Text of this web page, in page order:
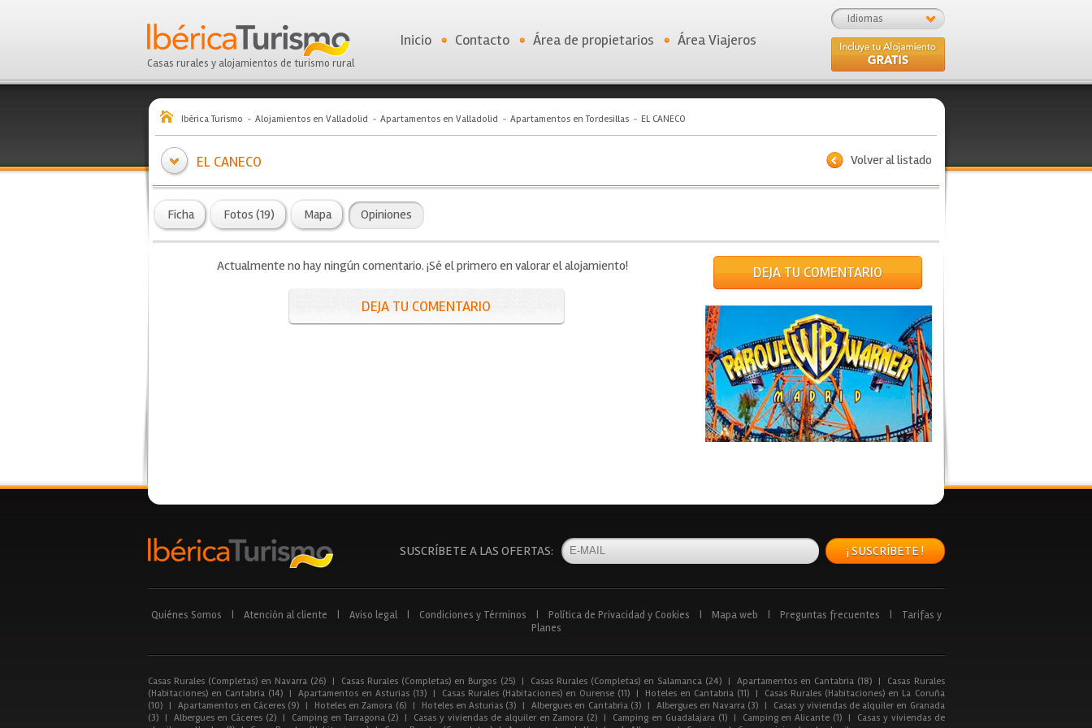
Casas rurales y alojamientos de turismo rural
Idiomas
Inicio Contacto Área de propietarios Área Viajeros
Ibérica Turismo Alojamientos en Valladolid Apartamentos en Valladolid Apartamentos en Tordesillas EL CANECO
Volver al listado
EL CANECO
Ficha Fotos (19) Mapa Opiniones
Actualmente no hay ningún comentario. ¡Sé el primero en valorar el alojamiento!
DEJA TU COMENTARIO
DEJA TU COMENTARIO
SUSCRÍBETE A LAS OFERTAS: ¡ SUSCRÍBETE !
Quiénes Somos Atención al cliente Aviso legal Condiciones y Términos Política de Privacidad y Cookies Mapa web Preguntas frecuentes
Tarifas y
Planes
Casas Rurales (Completas) en Navarra (26) | Casas Rurales (Completas) en Burgos (25) | Casas Rurales (Completas) en Salamanca (24) | Apartamentos en Cantabria (18) |
Casas Rurales
(Habitaciones) en Cantabria (14)
| Apartamentos en Asturias (13) | Casas Rurales (Habitaciones) en Ourense (11) | Hoteles en Cantabria (11) |
Casas Rurales (Habitaciones) en La Coruña
(10)
| Apartamentos en Cáceres (9) | Hoteles en Zamora (6) | Hoteles en Asturias (3) | Albergues en Cantabria (3) | Albergues en Navarra (3) |
Casas y viviendas de alquiler en Granada
(3)
| Albergues en Cáceres (2) | Camping en Tarragona (2) | Casas y viviendas de alquiler en Zamora (2) | Camping en Guadalajara (1) | Camping en Alicante (1) |
Casas y viviendas de